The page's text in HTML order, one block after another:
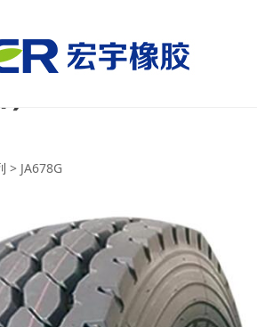
男子足球队
足球队vs巴拉圭国
> JA678G